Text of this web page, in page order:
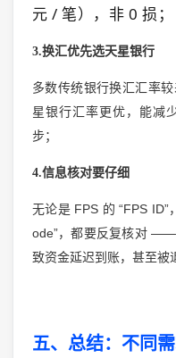
元 /笔），非 0损；
3.换汇优先选天星银行
多数传统银行换汇汇率
星银行汇率更优，能减
步；
4.信息核对要仔细
无论是FPS 的 “FPS ID”
ode”，都要反复核对
致资金延迟到账，甚至被
五、总结：不同